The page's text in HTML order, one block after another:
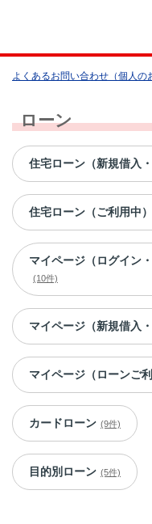
よくあるお問い合わせ（個人の
ローン
住宅ローン（新規借入・
住宅ローン（ご利用中）
マイページ（ログイン
(10件)
マイページ（新規借入・
マイページ（ローンご利
カードローン (9件)
目的別ローン (5件)